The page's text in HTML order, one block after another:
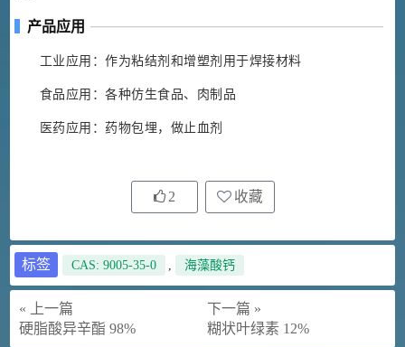
产品应用
工业应用：作为粘结剂和增塑剂用于焊接材料
食品应用：各种仿生食品、肉制品
医药应用：药物包埋，做止血剂
2 收藏
标签 CAS: 9005-35-0 , 海藻酸钙
« 上一篇
硬脂酸异辛酯 98%
下一篇 »
糊状叶绿素 12%